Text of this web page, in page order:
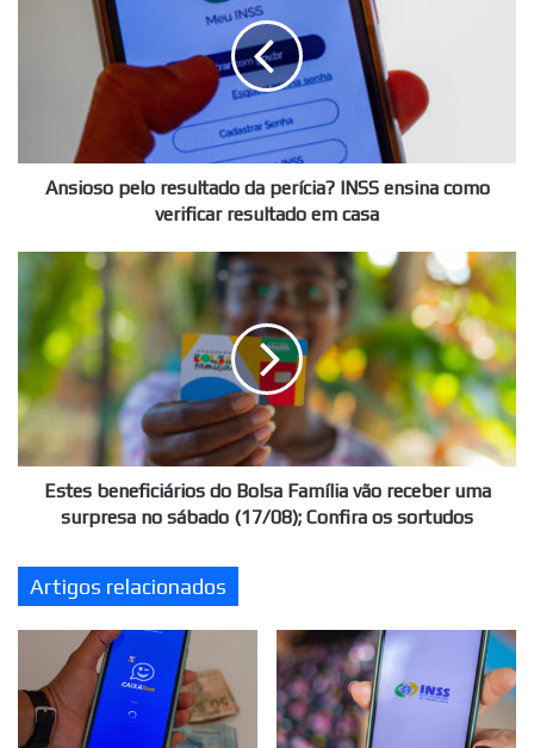
verificar
resultado
Ansioso pelo resultado da perícia? INSS ensina como
verificar resultado em casa
Estes
beneficiários
do
Bolsa
Família
vão
receber
surpresa
sábado
Confira
os
Estes beneficiários do Bolsa Família vão receber uma
surpresa no sábado (17/08); Confira os sortudos
Artigos relacionados